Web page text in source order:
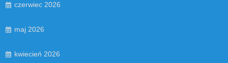
czerwiec 2026
maj 2026
kwiecień 2026